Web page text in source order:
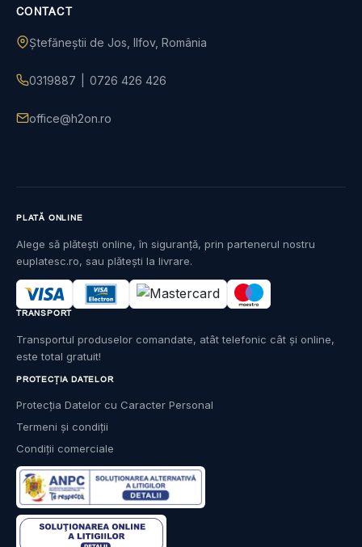
CONTACT
Ștefăneștii de Jos, Ilfov, România
0319887 0726 426 426
office@h2on.ro
PROTECȚIA DATELOR
Protecția Datelor cu Caracter Personal
Termeni și condiții
Condiții comerciale
PLATĂ ONLINE
Alege să plătești online, în siguranță, prin partenerul nostru
euplatesc.ro, sau plătești la livrare.
TRANSPORT
Transportul produselor comandate, atât telefonic cât și online,
este total gratuit!